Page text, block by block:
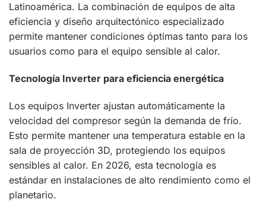
Latinoamérica. La combinación de equipos de alta
eficiencia y diseño arquitectónico especializado
permite mantener condiciones óptimas tanto para los
usuarios como para el equipo sensible al calor.
Tecnología Inverter para eficiencia energética
Los equipos Inverter ajustan automáticamente la
velocidad del compresor según la demanda de frío.
Esto permite mantener una temperatura estable en la
sala de proyección 3D, protegiendo los equipos
sensibles al calor. En 2026, esta tecnología es
estándar en instalaciones de alto rendimiento como el
planetario.